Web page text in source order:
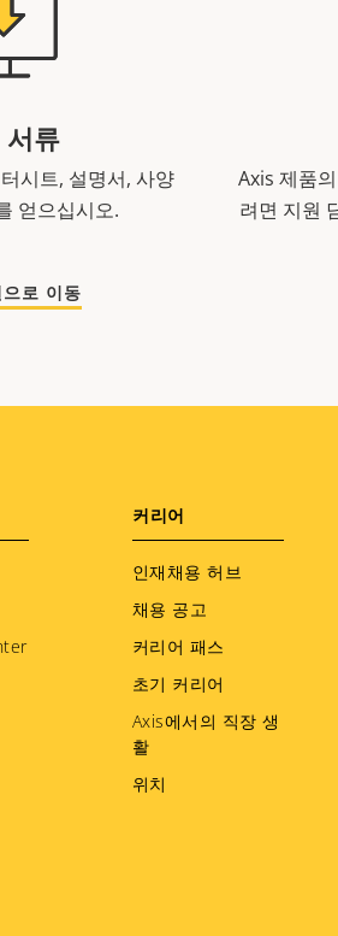
서류
시트, 설명서, 사양
얻으십시오.
로 이동
Axis 제품
려면 지원
커리어
인재채용 허브
채용 공고
커리어 패스
초기 커리어
Axis에서의 직장 생
활
위치